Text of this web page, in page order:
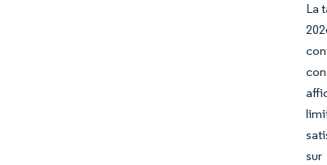
La
sur